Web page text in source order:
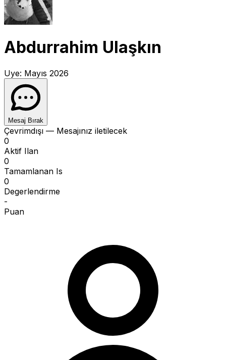
Abdurrahim Ulaşkın
Uye: Mayıs 2026
Mesaj Bırak
Çevrimdışı — Mesajınız iletilecek
0
Aktif Ilan
0
Tamamlanan Is
0
Degerlendirme
-
Puan